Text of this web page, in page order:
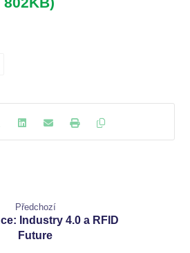
Předchozí
Industry 4.0 a RFID
Future